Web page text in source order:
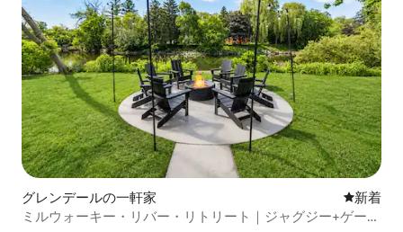
グレンデールの一軒家 新しい宿
新着
ミルウォーキー・リバー・リトリート｜ジャグジー+ゲーム